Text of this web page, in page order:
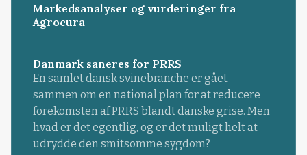
Markedsanalyser og vurderinger fra
Agrocura
Danmark saneres for PRRS
En samlet dansk svinebranche er gået
sammen om en national plan for at reducere
forekomsten af PRRS blandt danske grise. Men
hvad er det egentlig, og er det muligt helt at
udrydde den smitsomme sygdom?